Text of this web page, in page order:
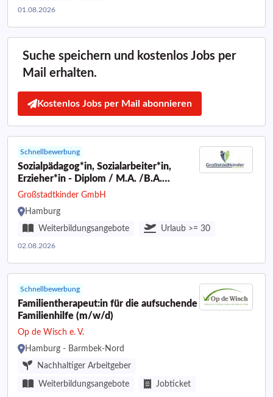
01.08.2026
Suche speichern und kostenlos Jobs per
Mail erhalten.
Kostenlos Jobs per Mail abonnieren
Schnellbewerbung
Sozialpädagog*in, Sozialarbeiter*in,
Erzieher*in - Diplom / M.A. /B.A.
(m/w/d)
Großstadtkinder GmbH
Hamburg
Weiterbildungsangebote
Urlaub >= 30
02.08.2026
Schnellbewerbung
Familientherapeut:in für die aufsuchende
Familienhilfe (m/w/d)
Op de Wisch e. V.
Hamburg - Barmbek-Nord
Nachhaltiger Arbeitgeber
Weiterbildungsangebote Jobticket